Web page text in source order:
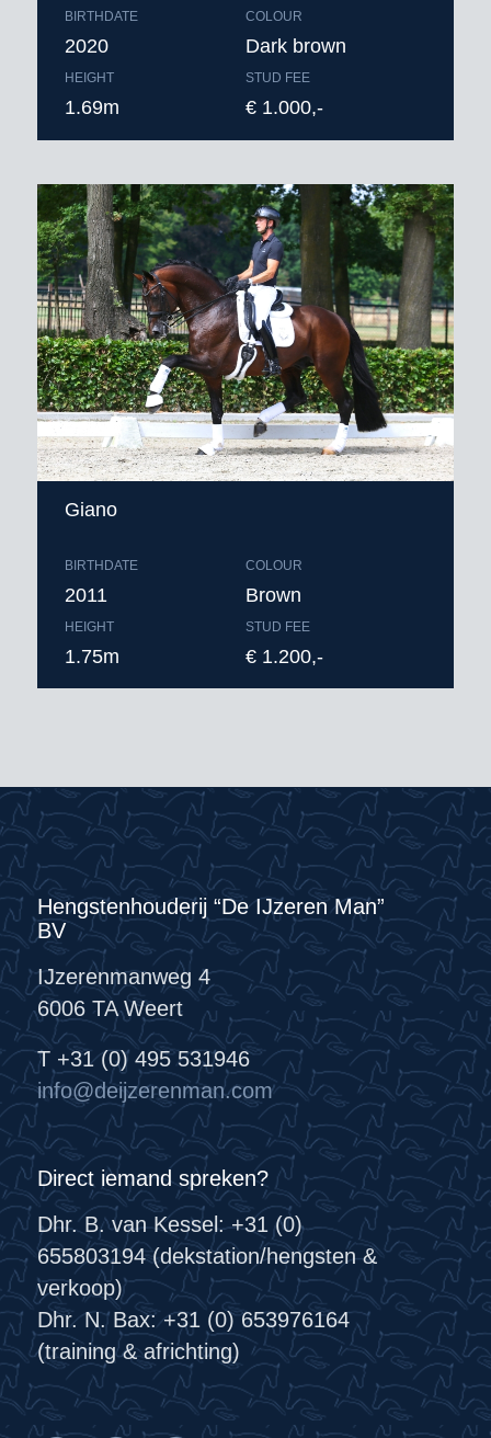
BIRTHDATE
2020
HEIGHT
1.69m
COLOUR
Dark brown
STUD FEE
€ 1.000,-
Giano
BIRTHDATE
2011
HEIGHT
1.75m
COLOUR
Brown
STUD FEE
€ 1.200,-
Hengstenhouderij “De IJzeren Man”
BV
IJzerenmanweg 4
6006 TA Weert
T +31 (0) 495 531946
info@deijzerenman.com
Direct iemand spreken?
Dhr. B. van Kessel: +31 (0)
655803194 (dekstation/hengsten &
verkoop)
Dhr. N. Bax: +31 (0) 653976164
(training & africhting)